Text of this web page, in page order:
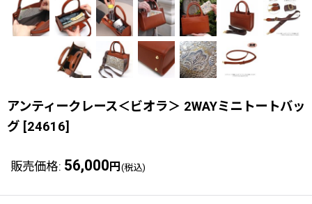
アンティークレース＜ビオラ＞ 2WAYミニトートバッ
グ [24616]
販売価格: 56,000 円 (税込)